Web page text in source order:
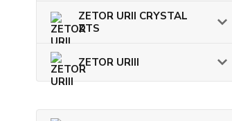
ZETOR URII CRYSTAL
ZTS
ZETOR URIII